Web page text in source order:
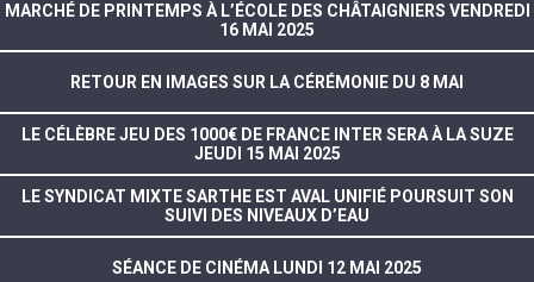
MARCHÉ DE PRINTEMPS À L’ÉCOLE DES CHÂTAIGNIERS VENDREDI
16 MAI 2025
RETOUR EN IMAGES SUR LA CÉRÉMONIE DU 8 MAI
LE CÉLÈBRE JEU DES 1000€ DE FRANCE INTER SERA À LA SUZE
JEUDI 15 MAI 2025
LE SYNDICAT MIXTE SARTHE EST AVAL UNIFIÉ POURSUIT SON
SUIVI DES NIVEAUX D’EAU
SÉANCE DE CINÉMA LUNDI 12 MAI 2025